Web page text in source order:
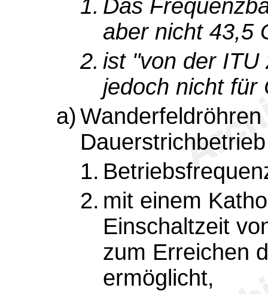
1. Das
aber nicht 43,5
2. ist "von der ITU
jedoch nicht für
a)
1.
2. mit einem
Einschaltzeit
zum Erreichen
ermöglicht,